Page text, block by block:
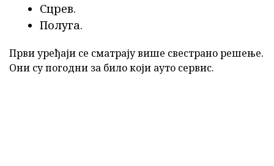
Сцрев.
Полуга.
Први уређаји се сматрају више свестрано решење.
Они су погодни за било који ауто сервис.